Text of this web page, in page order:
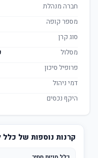
חברה מנהלת
מספר קופה
סוג קרן
מסלול
פרופיל סיכון
דמי ניהול
היקף נכסים
קרנות נוספות של כלל